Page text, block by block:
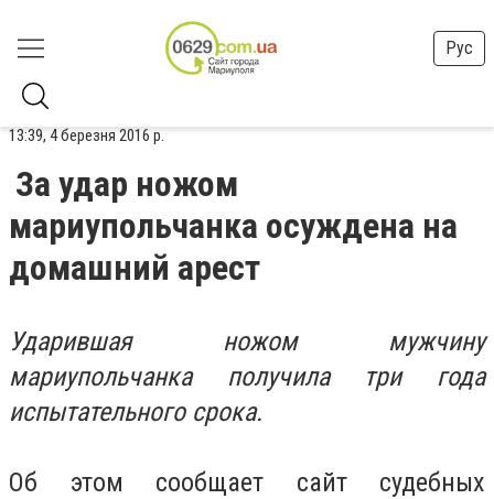
Рус
13:39, 4 березня 2016 р.
За удар ножом
мариупольчанка осуждена на
домашний арест
Ударившая ножом мужчину
мариупольчанка получила три года
испытательного срока.
Об этом сообщает сайт судебных